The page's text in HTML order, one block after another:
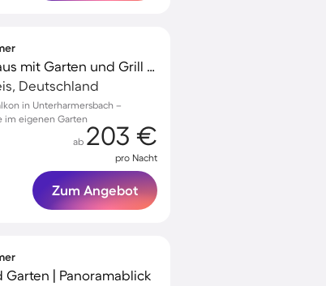
Voll ausgestattetes Ferienhaus mit Garten und Grill | Bergblick
Deutschland
in Unterharmersbach –
im eigenen Garten
ab 203 €
pro Nacht
Zum Angebot
Garten | Panoramablick